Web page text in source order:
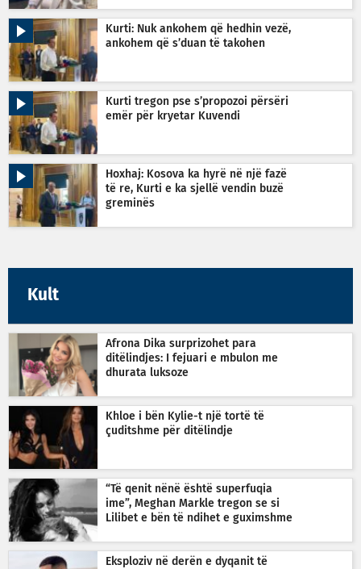
Kurti: Nuk ankohem që hedhin vezë,
ankohem që s’duan të takohen
Kurti tregon pse s’propozoi përsëri
emër për kryetar Kuvendi
Hoxhaj: Kosova ka hyrë në një fazë
të re, Kurti e ka sjellë vendin buzë
greminës
Kult
Afrona Dika surprizohet para
ditëlindjes: I fejuari e mbulon me
dhurata luksoze
Khloe i bën Kylie-t një tortë të
çuditshme për ditëlindje
“Të qenit nënë është superfuqia
ime”, Meghan Markle tregon se si
Lilibet e bën të ndihet e guximshme
Eksploziv në derën e dyqanit të